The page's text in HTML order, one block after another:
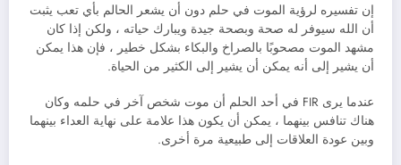
إن تفسيره لرؤية الموت في حلم دون أن يشعر الحالم بأي تعب يثبت
أن الله سيوفر له صحة وبصحة جيدة ويبارك حياته ، ولكن إذا كان
مشهد الموت مصحوبًا بالصراخ والبكاء بشكل خطير ، فإن هذا يمكن
أن يشير إلى أنه يمكن أن يشير إلى الكثير من الحياة.
عندما يرى FIR في أحد الحلم أن موت شخص آخر في حلمه وكان
هناك تنافس بينهما ، يمكن أن يكون هذا علامة على نهاية العداء بينهما
وبين عودة العلاقات إلى طبيعية مرة أخرى.